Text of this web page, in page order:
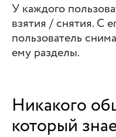
У каждого
взятия / снятия. С
пользователь
ему разделы.
Никакого
который